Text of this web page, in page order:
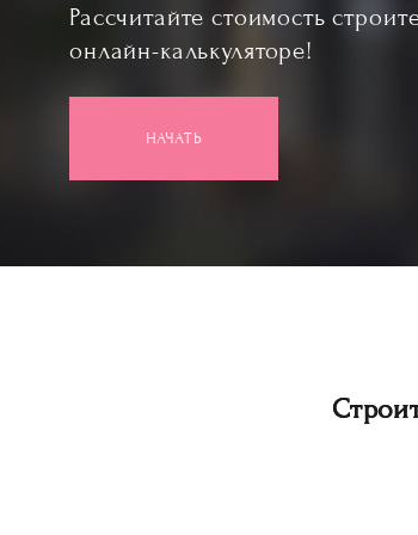
Рассчитайте стоимость
онлайн-калькуляторе!
НАЧАТЬ
unde vitae repudiandae odit voluptas id commodi